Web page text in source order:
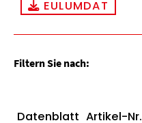
EULUMDAT
Filtern Sie nach:
Datenblatt Artikel-Nr.